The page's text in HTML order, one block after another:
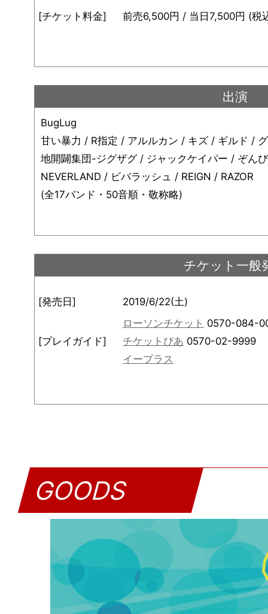
[チケット料金] 前売6,500円 / 当日7,500円 (税
出演
BugLug
甘い暴力 / R指定 / アルルカン / キズ / ギルド /
地開闢集団-ジグザグ / ジャックケイパー / ぞん
NEVERLAND / ビバラッシュ / REIGN / RAZOR
(全17バンド・50音順・敬称略)
チケット一般
[発売日] 2019/6/22(土)
[プレイガイド]
ローソンチケット 0570-084-
チケットぴあ 0570-02-9999
イープラス
GOODS